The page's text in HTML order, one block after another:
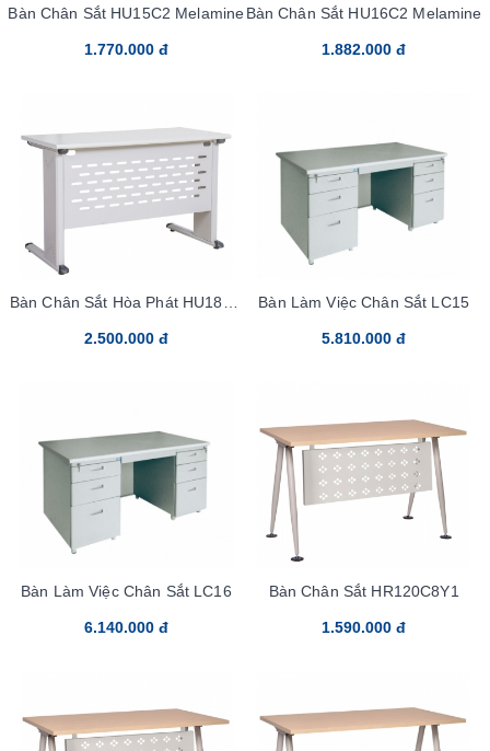
Bàn Chân Sắt HU15C2 Melamine
1.770.000 đ
Bàn Chân Sắt HU16C2 Melamine
1.882.000 đ
Bàn Chân Sắt Hòa Phát HU18C2
2.500.000 đ
Bàn Làm Việc Chân Sắt LC15
5.810.000 đ
Bàn Làm Việc Chân Sắt LC16
6.140.000 đ
Bàn Chân Sắt HR120C8Y1
1.590.000 đ